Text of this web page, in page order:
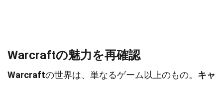
Warcraftの魅力を再確認
Warcraftの世界は、単なるゲーム以上のもの。 キャ